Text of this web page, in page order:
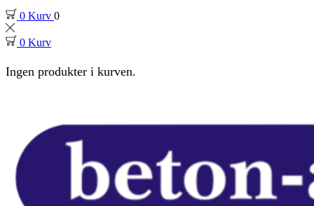
0 Kurv 0
0 Kurv
Ingen produkter i kurven.